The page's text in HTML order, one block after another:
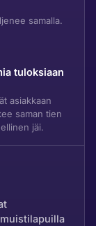
samalla.
tuloksiaan
asiakkaan
saman tien
jäi.